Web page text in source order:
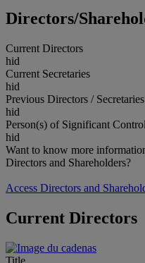
Directors/
Current Directors
hid
Current Secretaries
hid
Previous Directors / Secretaries
hid
Person(s) of Significant Control
hid
Want to know more
Directors and Shareholders?
Access Directors and
Current Directors
Title